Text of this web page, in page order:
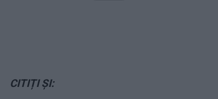
CITIȚI ȘI: